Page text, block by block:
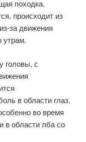
походка.
происходит из
за движения
утрам.
головы, с
в области глаз.
во время
в области лба со